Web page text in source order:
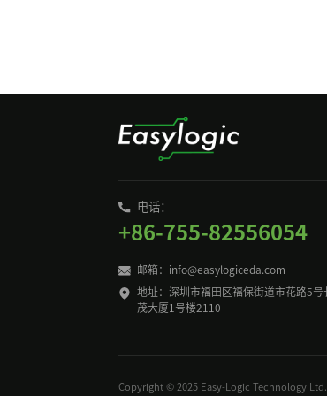
电话：
+86-755-82556054
邮箱： info@easylogiceda.com
地址：深圳市福田区福保街道市花路5号
茂大厦1号楼2110
Copyright © 2025 Easy-Logic Technology